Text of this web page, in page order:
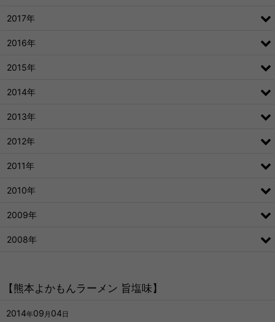
【熊本よかもんラーメン 旨塩味】
2014年09 月 04 日
2017年
2016年
2015年
2014年
2013年
2012年
2011年
2010年
2009年
2008年